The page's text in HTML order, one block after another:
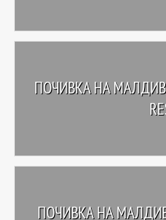
ПОЧИВКА НА
ПОЧИВКА НА